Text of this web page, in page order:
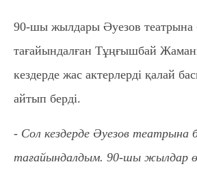
90-шы жылдары Әуезов
тағайындалған Тұңғышбай
кездерде жас актерлерді қалай
айтып берді.
- Сол кездерде Әуезов театрына
тағайындалдым. 90-шы жылдар